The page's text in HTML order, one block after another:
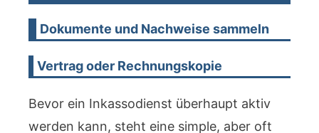
Dokumente und Nachweise sammeln
Vertrag oder Rechnungskopie
Bevor ein Inkassodienst überhaupt aktiv
werden kann, steht eine simple, aber oft